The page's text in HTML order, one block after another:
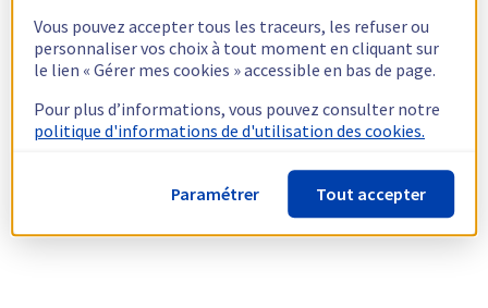
Vous pouvez accepter tous les traceurs, les refuser ou
personnaliser vos choix à tout moment en cliquant sur
le lien « Gérer mes cookies » accessible en bas de page.
Pour plus d’informations, vous pouvez consulter notre
politique d'informations de d'utilisation des cookies.
Paramétrer Tout accepter